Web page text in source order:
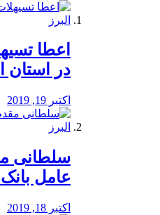
️اعطا
در استان
اکتبر 19, 2019
سلطانی
عامل
اکتبر 18, 2019